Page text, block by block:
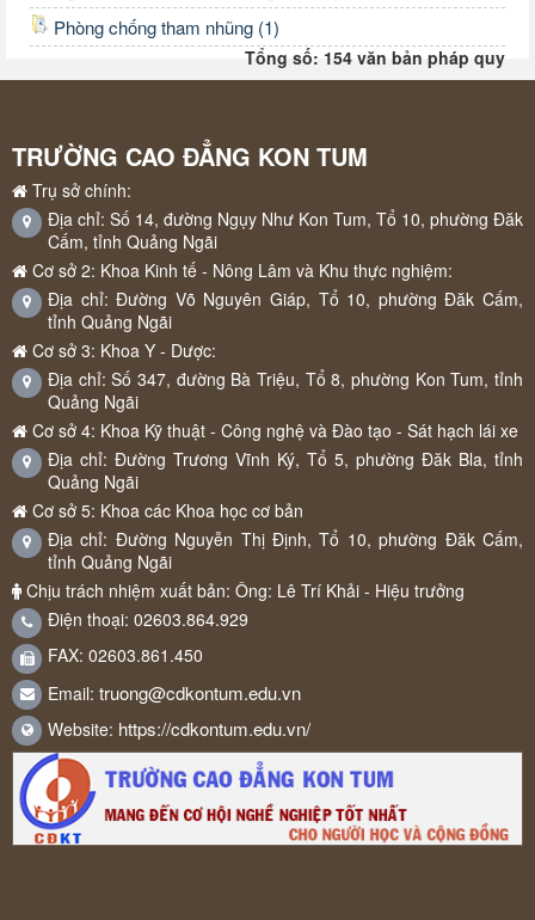
Phòng chống tham nhũng (1)
Tổng số: 154 văn bản pháp quy
TRƯỜNG CAO ĐẲNG KON TUM
Trụ sở chính:
Địa chỉ: Số 14, đường Ngụy Như Kon Tum, Tổ 10, phường Đăk
Cấm, tỉnh Quảng Ngãi
Cơ sở 2: Khoa Kinh tế - Nông Lâm và Khu thực nghiệm:
Địa chỉ: Đường Võ Nguyên Giáp, Tổ 10, phường Đăk Cấm,
tỉnh Quảng Ngãi
Cơ sở 3: Khoa Y - Dược:
Địa chỉ: Số 347, đường Bà Triệu, Tổ 8, phường Kon Tum, tỉnh
Quảng Ngãi
Cơ sở 4: Khoa Kỹ thuật - Công nghệ và Đào tạo - Sát hạch lái xe
Địa chỉ: Đường Trương Vĩnh Ký, Tổ 5, phường Đăk Bla, tỉnh
Quảng Ngãi
Cơ sở 5: Khoa các Khoa học cơ bản
Địa chỉ: Đường Nguyễn Thị Định, Tổ 10, phường Đăk Cấm,
tỉnh Quảng Ngãi
Chịu trách nhiệm xuất bản: Ông: Lê Trí Khải - Hiệu trưởng
Điện thoại: 02603.864.929
FAX: 02603.861.450
Email: truong@cdkontum.edu.vn
Website: https://cdkontum.edu.vn/